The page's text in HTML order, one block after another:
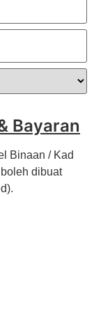
Bayaran
Binaan / Kad
dibuat